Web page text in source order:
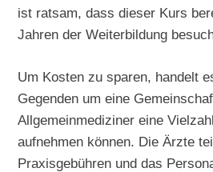
ist ratsam, dass dieser Kurs
Jahren der Weiterbildung
Um Kosten zu sparen, handelt
Gegenden um eine
Allgemeinmediziner eine
aufnehmen können. Die Ärzte
Praxisgebühren und das